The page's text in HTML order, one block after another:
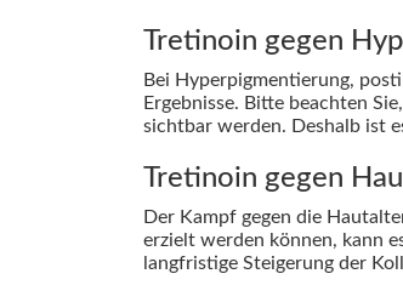
Tretinoin gegen
Bei Hyperpigmentierung,
Ergebnisse. Bitte beachten
sichtbar werden. Deshalb ist
Tretinoin gegen
Der Kampf gegen die
erzielt werden können, kann
langfristige Steigerung der